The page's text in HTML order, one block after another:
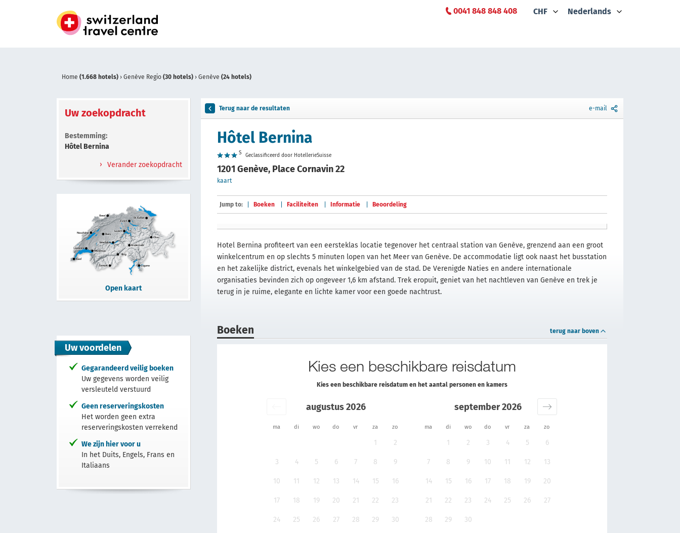
0041 848 848 408 CHF Nederlands
Home (1.668 hotels) › Genève Regio (30 hotels) › Genève (24 hotels)
Uw zoekopdracht
Bestemming:
Hôtel Bernina
Verander zoekopdracht
Open kaart
Uw voordelen
Gegarandeerd veilig boeken
Uw gegevens worden veilig
versleuteld verstuurd
Geen reserveringskosten
Het worden geen extra
reserveringskosten verrekend
We zijn hier voor u
In het Duits, Engels, Frans en
Italiaans
Terug naar de resultaten e-mail
Hôtel Bernina
S Geclassificeerd door HotellerieSuisse
1201 Genève, Place Cornavin 22
kaart
Jump to: Boeken Faciliteiten Informatie Beoordeling
Hotel Bernina profiteert van een eersteklas locatie tegenover het centraal station van Genève, grenzend aan een groot
winkelcentrum en op slechts 5 minuten lopen van het Meer van Genève. De accommodatie ligt ook naast het busstation
en het zakelijke district, evenals het winkelgebied van de stad. De Verenigde Naties en andere internationale
organisaties bevinden zich op ongeveer 1,6 km afstand. Trek eropuit, geniet van het nachtleven van Genève en trek je
terug in je ruime, elegante en lichte kamer voor een goede nachtrust.
Boeken terug naar boven
Kies een beschikbare reisdatum
Kies een beschikbare reisdatum en het aantal personen en kamers
ma di wo do vr za zo ma di wo do vr za zo
augustus 2026
1 2
3 4 5 6 7 8 9
10 11 12 13 14 15 16
17 18 19 20 21 22 23
24 25 26 27 28 29 30
september 2026
1 2 3 4 5 6
7 8 9 10 11 12 13
14 15 16 17 18 19 20
21 22 23 24 25 26 27
28 29 30